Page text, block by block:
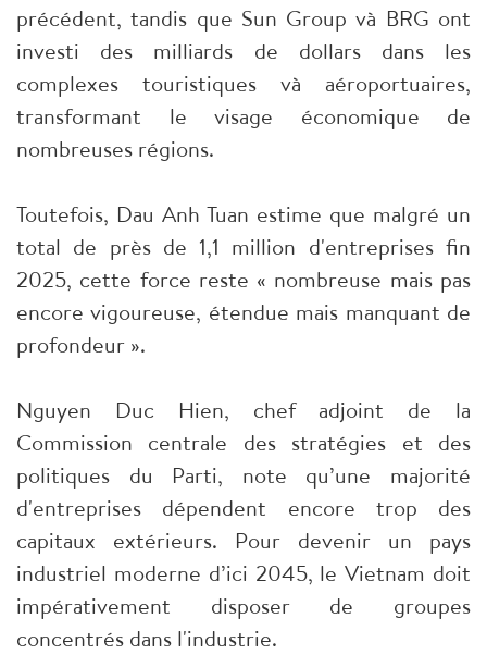
précédent, tandis que Sun Group và BRG ont
investi des milliards de dollars dans les
complexes touristiques và aéroportuaires,
transformant le visage économique de
nombreuses régions.
Toutefois, Dau Anh Tuan estime que malgré un
total de près de 1,1 million d'entreprises fin
2025, cette force reste « nombreuse mais pas
encore vigoureuse, étendue mais manquant de
profondeur ».
Nguyen Duc Hien, chef adjoint de la
Commission centrale des stratégies et des
politiques du Parti, note qu’une majorité
d'entreprises dépendent encore trop des
capitaux extérieurs. Pour devenir un pays
industriel moderne d’ici 2045, le Vietnam doit
impérativement disposer de groupes
concentrés dans l'industrie.